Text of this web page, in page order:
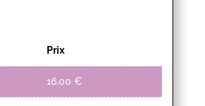
Prix
16,00 €